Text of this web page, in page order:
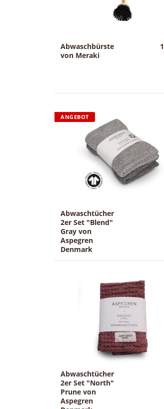
Abwaschbürste
von Meraki
ANGEBOT
Abwaschtücher
2er Set "Blend"
Gray von
Aspegren
Denmark
Abwaschtücher
2er Set "North"
Prune von
Aspegren